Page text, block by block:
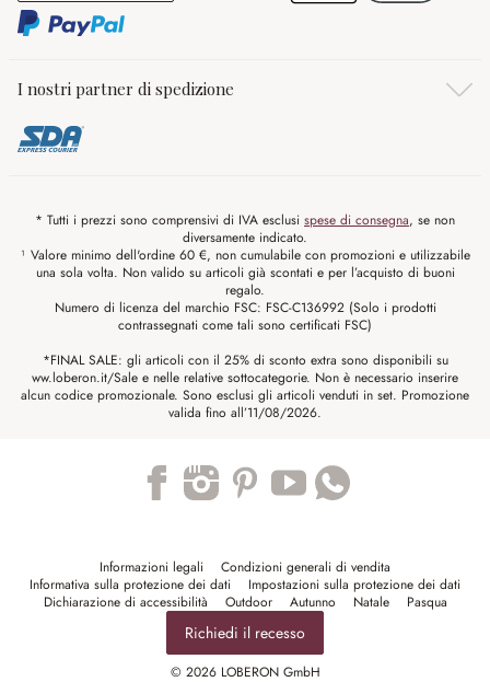
I nostri partner di spedizione
* Tutti i prezzi sono comprensivi di IVA esclusi spese di consegna, se non
diversamente indicato.
¹ Valore minimo dell'ordine 60 €, non cumulabile con promozioni e utilizzabile
una sola volta. Non valido su articoli già scontati e per l’acquisto di buoni
regalo.
Numero di licenza del marchio FSC: FSC-C136992 (Solo i prodotti
contrassegnati come tali sono certificati FSC)
*FINAL SALE: gli articoli con il 25% di sconto extra sono disponibili su
ww.loberon.it/Sale e nelle relative sottocategorie. Non è necessario inserire
alcun codice promozionale. Sono esclusi gli articoli venduti in set. Promozione
valida fino all’11/08/2026.
Informazioni legali
Condizioni generali di vendita
Informativa sulla protezione dei dati
Impostazioni sulla protezione dei dati
Dichiarazione di accessibilità
Outdoor Autunno Natale Pasqua
Richiedi il recesso
© 2026 LOBERON GmbH